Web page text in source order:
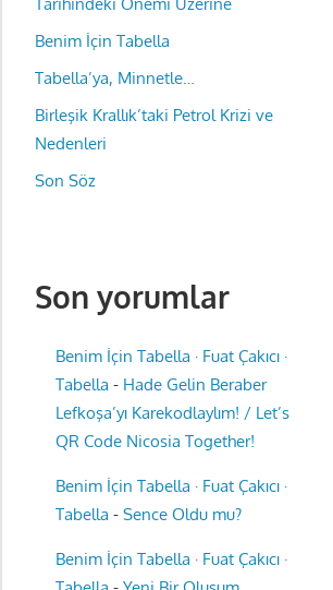
Benim İçin Tabella
Tabella’ya, Minnetle…
Birleşik Krallık’taki Petrol Krizi ve
Nedenleri
Son Söz
Son yorumlar
Benim İçin Tabella · Fuat Çakıcı ·
Tabella - Hade Gelin Beraber
Lefkoşa’yı Karekodlaylım! / Let’s
QR Code Nicosia Together!
Benim İçin Tabella · Fuat Çakıcı ·
Tabella - Sence Oldu mu?
Benim İçin Tabella · Fuat Çakıcı ·